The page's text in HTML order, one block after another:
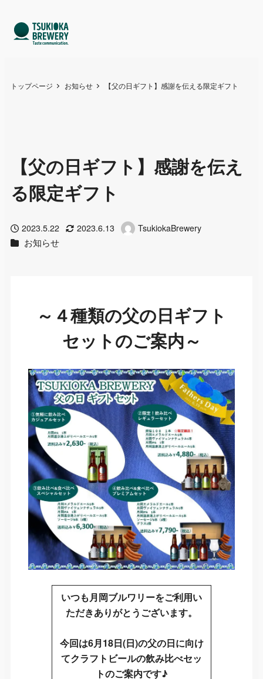
トップページ お知らせ 【父の日ギフト】感謝を伝える限定ギフト
【父の日ギフト】感謝を伝え
る限定ギフト
投稿日2023.5.22 更新日2023.6.13 著
TsukiokaBrewery
カテゴリー
お知らせ
～４種類の父の日ギフト
セットのご案内～
いつも月岡ブルワリーをご利用い
ただきありがとうございます。
今回は6月18日(日)の父の日に向け
てクラフトビールの飲み比べセッ
トのご案内です♪